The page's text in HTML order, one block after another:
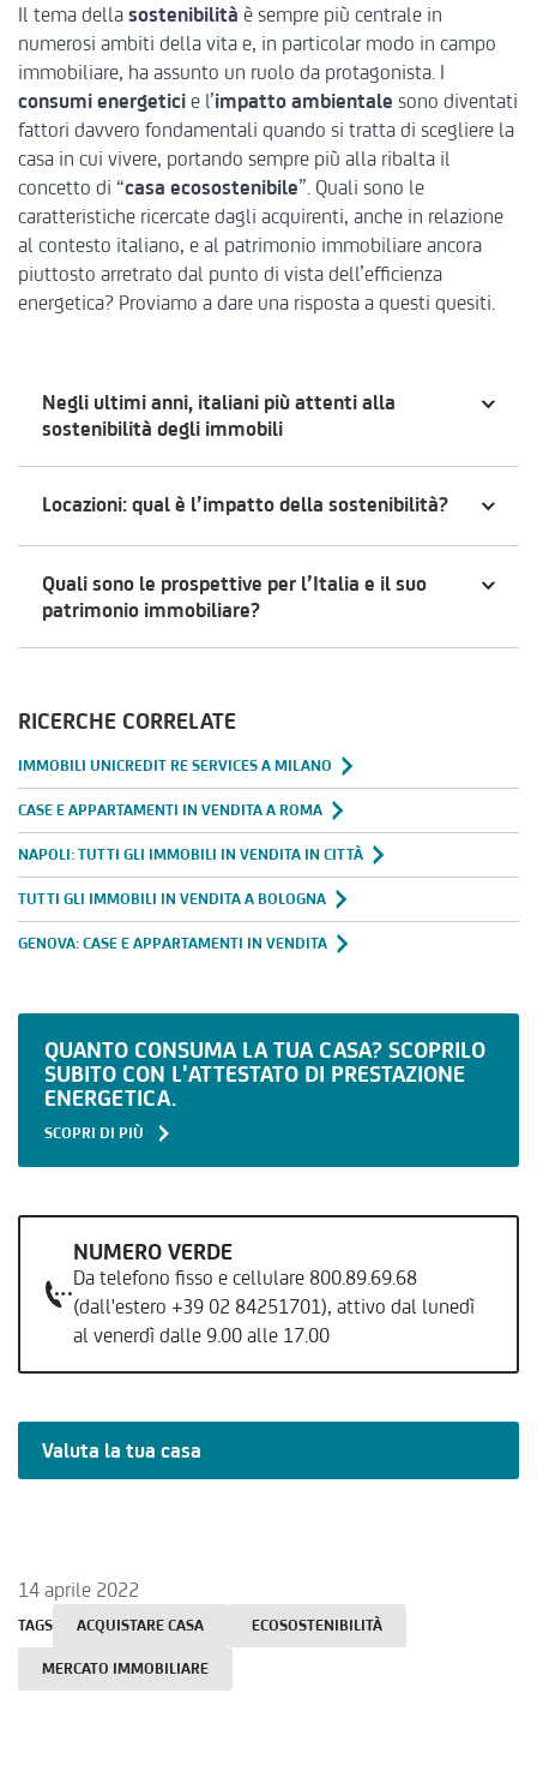
RICERCHE CORRELATE
IMMOBILI UNICREDIT RE SERVICES A MILANO
CASE E APPARTAMENTI IN VENDITA A ROMA
NAPOLI: TUTTI GLI IMMOBILI IN VENDITA IN CITTÀ
TUTTI GLI IMMOBILI IN VENDITA A BOLOGNA
GENOVA: CASE E APPARTAMENTI IN VENDITA
QUANTO CONSUMA LA TUA CASA? SCOPRILO
SUBITO CON L'ATTESTATO DI PRESTAZIONE
ENERGETICA.
SCOPRI DI PIÙ
NUMERO VERDE
Da telefono fisso e cellulare 800.89.69.68
(dall'estero +39 02 84251701), attivo dal lunedì
al venerdì dalle 9.00 alle 17.00
Valuta la tua casa
Il tema della sostenibilità è sempre più centrale in
numerosi ambiti della vita e, in particolar modo in campo
immobiliare, ha assunto un ruolo da protagonista. I
consumi energetici e l’impatto ambientale sono diventati
fattori davvero fondamentali quando si tratta di scegliere la
casa in cui vivere, portando sempre più alla ribalta il
concetto di “casa ecosostenibile”. Quali sono le
caratteristiche ricercate dagli acquirenti, anche in relazione
al contesto italiano, e al patrimonio immobiliare ancora
piuttosto arretrato dal punto di vista dell’efficienza
energetica? Proviamo a dare una risposta a questi quesiti.
Negli ultimi anni, italiani più attenti alla
sostenibilità degli immobili
Locazioni: qual è l’impatto della sostenibilità?
Quali sono le prospettive per l’Italia e il suo
patrimonio immobiliare?
TAGS ACQUISTARE CASA ECOSOSTENIBILITÀ
MERCATO IMMOBILIARE
14 aprile 2022